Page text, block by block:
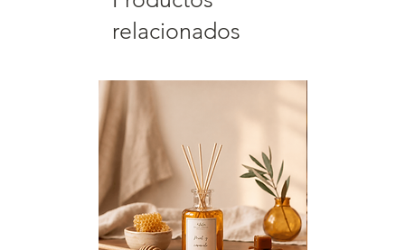
relacionados